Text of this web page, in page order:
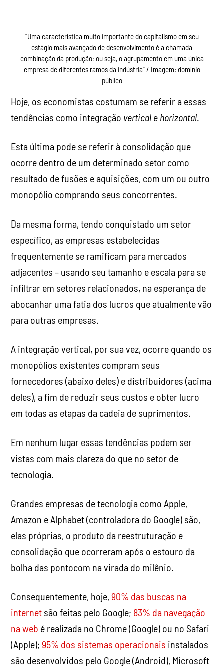
“Uma característica muito importante do capitalismo em seu
estágio mais avançado de desenvolvimento é a chamada
combinação da produção; ou seja, o agrupamento em uma única
empresa de diferentes ramos da indústria” / Imagem: domínio
público
Hoje, os economistas costumam se referir a essas
tendências como integração vertical e horizontal.
Esta última pode se referir à consolidação que
ocorre dentro de um determinado setor como
resultado de fusões e aquisições, com um ou outro
monopólio comprando seus concorrentes.
Da mesma forma, tendo conquistado um setor
específico, as empresas estabelecidas
frequentemente se ramificam para mercados
adjacentes – usando seu tamanho e escala para se
infiltrar em setores relacionados, na esperança de
abocanhar uma fatia dos lucros que atualmente vão
para outras empresas.
A integração vertical, por sua vez, ocorre quando os
monopólios existentes compram seus
fornecedores (abaixo deles) e distribuidores (acima
deles), a fim de reduzir seus custos e obter lucro
em todas as etapas da cadeia de suprimentos.
Em nenhum lugar essas tendências podem ser
vistas com mais clareza do que no setor de
tecnologia.
Grandes empresas de tecnologia como Apple,
Amazon e Alphabet (controladora do Google) são,
elas próprias, o produto da reestruturação e
consolidação que ocorreram após o estouro da
bolha das pontocom na virada do milênio.
Consequentemente, hoje,90% das buscas na
internet são feitas pelo Google; 83% da navegação
na web é realizada no Chrome (Google) ou no Safari
(Apple);95% dos sistemas operacionais instalados
são desenvolvidos pelo Google (Android), Microsoft